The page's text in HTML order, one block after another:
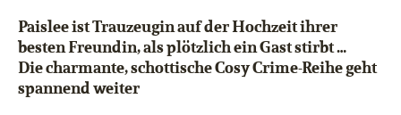
Paislee ist Trauzeugin auf der Hochzeit ihrer
besten Freundin, als plötzlich ein Gast stirbt …
Die charmante, schottische Cosy Crime-Reihe geht
spannend weiter